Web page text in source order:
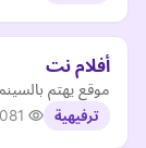
أفلام نت
موقع يهتم
ترفيهية